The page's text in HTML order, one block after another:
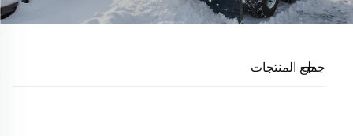
جميع المنتجات